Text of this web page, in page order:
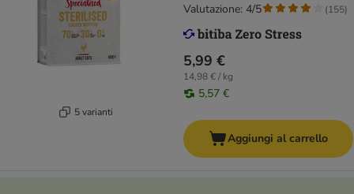
5 varianti
5,99 €
14,98 € / kg
5,57 €
Valutazione: 4/5 (155)
Aggiungi al carrello